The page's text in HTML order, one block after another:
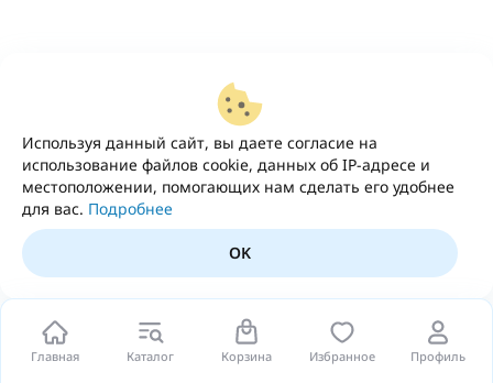
Главная Каталог Корзина Избранное Профиль
Используя данный сайт, вы даете согласие на
использование файлов cookie, данных об IP-адресе и
местоположении, помогающих нам сделать его удобнее
для вас. Подробнее
OK